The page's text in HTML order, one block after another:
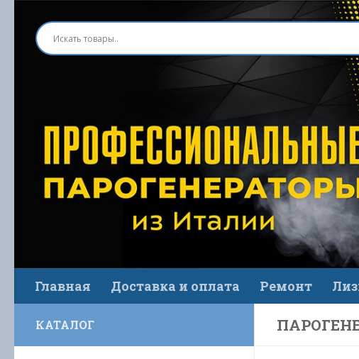
Перейти к содержимому
Главная Доставка и оплата Ремонт
КАТАЛОГ